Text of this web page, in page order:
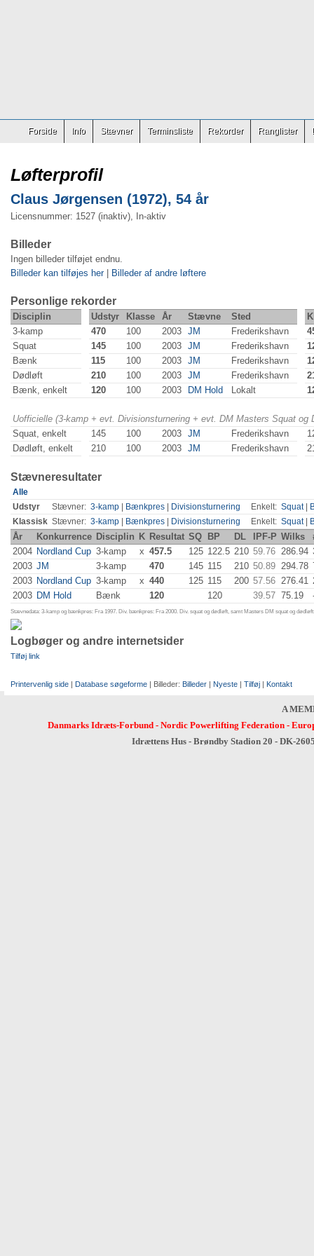
Forside Info Stævner Terminsliste Rekorder Ranglister
Løfterprofil
Claus Jørgensen (1972), 54 år
Licensnummer: 1527 (inaktiv), In-aktiv
Billeder
Ingen billeder tilføjet endnu.
Billeder kan tilføjes her| Billeder af andre løftere
Personlige rekorder
Disciplin Udstyr Klasse År Stævne Sted
3-kamp
470 100 2003 JM Frederikshavn
Squat
145 100 2003 JM Frederikshavn
Bænk
115 100 2003 JM Frederikshavn
Dødløft
210 100 2003 JM Frederikshavn
Bænk, enkelt
120 100 2003 DM Hold Lokalt
Uofficielle (3-kamp + evt. Divisionsturnering + evt. DM Masters Squat
Squat, enkelt
145 100 2003 JM Frederikshavn
Dødløft, enkelt
210 100 2003 JM Frederikshavn
Stævneresultater
Alle
Udstyr
Stævner: 3-kamp Bænkpres Divisionsturnering Enkelt: Squat|
Klassisk Stævner: 3-kamp Bænkpres Divisionsturnering Enkelt: Squat|
År Konkurrence Disciplin K Resultat SQ BP DL IPF-P Wilks
2004 Nordland Cup 3-kamp x 457.5 125 122.5 210 59.76 286.94
2003 JM 3-kamp 470 145 115 210 50.89 294.78
2003 Nordland Cup 3-kamp x 440 125 115 200 57.56 276.41
2003 DM Hold Bænk 120 120 39.57 75.19
Stævnedata: 3-kamp og bænkpres: Fra 1997. Div. bænkpres: Fra 2000. Div. squat og dødløft, samt Masters DM squat og
Logbøger og andre internetsider
Tilføj link
Printervenlig side | Database søgeforme | Billeder: Billeder | Nyeste | Tilføj | Kontakt
A
Danmarks Idræts-Forbund- Nordic Powerlifting Federation-
Idrættens Hus - Brøndby Stadion 20 - DK-